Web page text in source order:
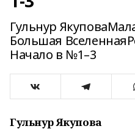
Гульнур
Большая
Начало в №1–3
Гульнур Якупова